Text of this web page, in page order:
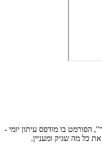
הפורמט בו מודפס עיתון יומי -
כל מה שגיק ומעניין.